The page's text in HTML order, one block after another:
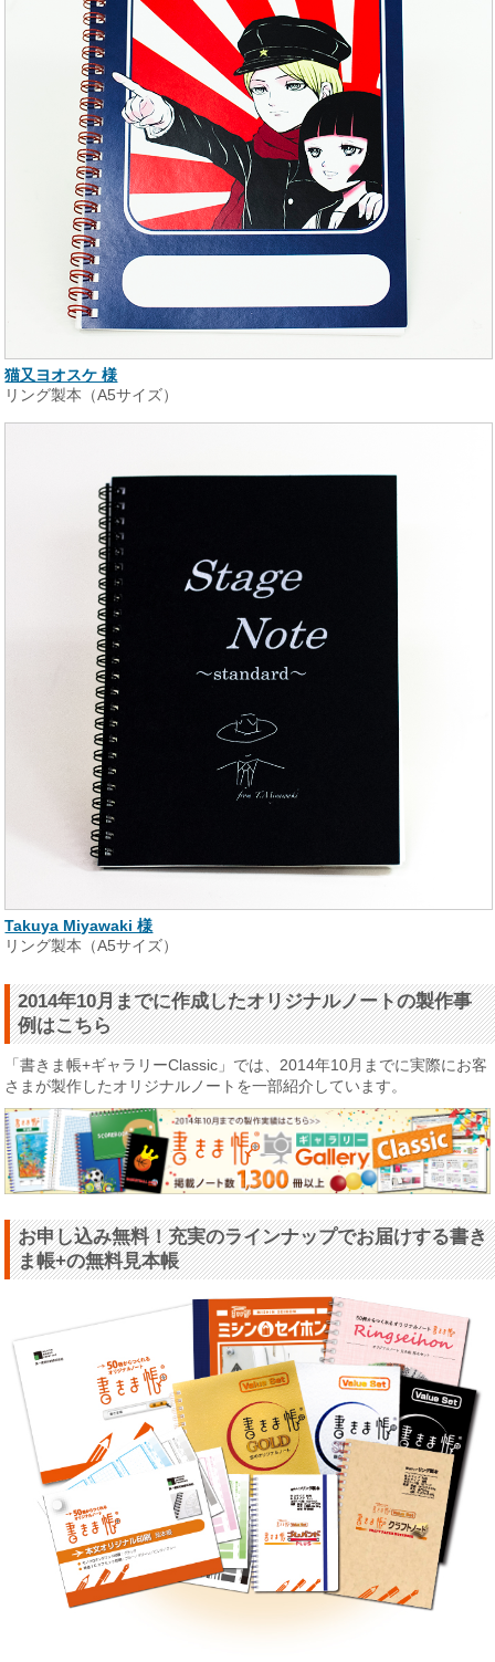
猫又ヨオスケ 様
リング製本（A5サイズ）
Takuya Miyawaki 様
リング製本（A5サイズ）
2014年10月までに作成したオリジナルノートの製作事
例はこちら
「書きま帳+ギャラリーClassic」では、2014年10月までに実際にお客
さまが製作したオリジナルノートを一部紹介しています。
お申し込み無料！充実のラインナップでお届けする書き
ま帳+の無料見本帳